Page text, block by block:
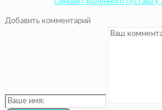
Добавить комментарий